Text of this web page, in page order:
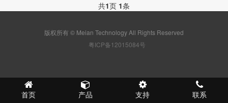
共1页 1条
版权所有 © Meian Technology All Rights Reserved
粤ICP备12015084号
首页 产品 支持 联系